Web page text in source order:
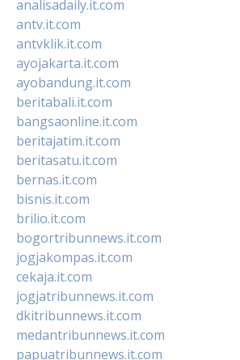
analisadaily.it.com
antv.it.com
antvklik.it.com
ayojakarta.it.com
ayobandung.it.com
beritabali.it.com
bangsaonline.it.com
beritajatim.it.com
beritasatu.it.com
bernas.it.com
bisnis.it.com
brilio.it.com
bogortribunnews.it.com
jogjakompas.it.com
cekaja.it.com
jogjatribunnews.it.com
dkitribunnews.it.com
medantribunnews.it.com
papuatribunnews.it.com